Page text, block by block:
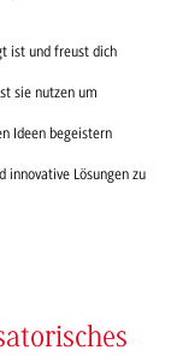
ist und freust dich
sie nutzen um
Ideen begeistern
innovative Lösungen zu